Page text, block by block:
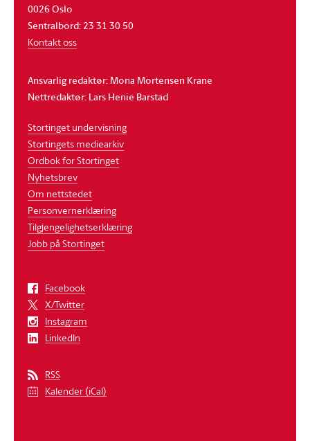
0026 Oslo
Sentralbord: 23 31 30 50
Kontakt oss
Ansvarlig redaktør: Mona Mortensen Krane
Nettredaktør: Lars Henie Barstad
Stortinget undervisning
Stortingets mediearkiv
Ordbok for Stortinget
Nyhetsbrev
Om nettstedet
Personvernerklæring
Tilgjengelighetserklæring
Jobb på Stortinget
Facebook
X/Twitter
Instagram
LinkedIn
RSS
Kalender (iCal)